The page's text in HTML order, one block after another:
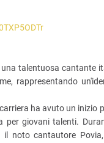
una talentuosa cantante
rappresentando
ha avuto un inizio
per giovani talenti.
noto cantautore Povia,